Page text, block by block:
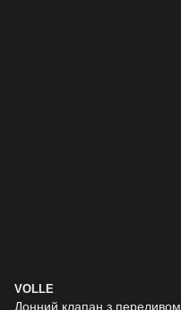
VOLLE
Донний клапан з